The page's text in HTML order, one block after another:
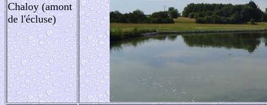
Chaloy (amont
de l'écluse)